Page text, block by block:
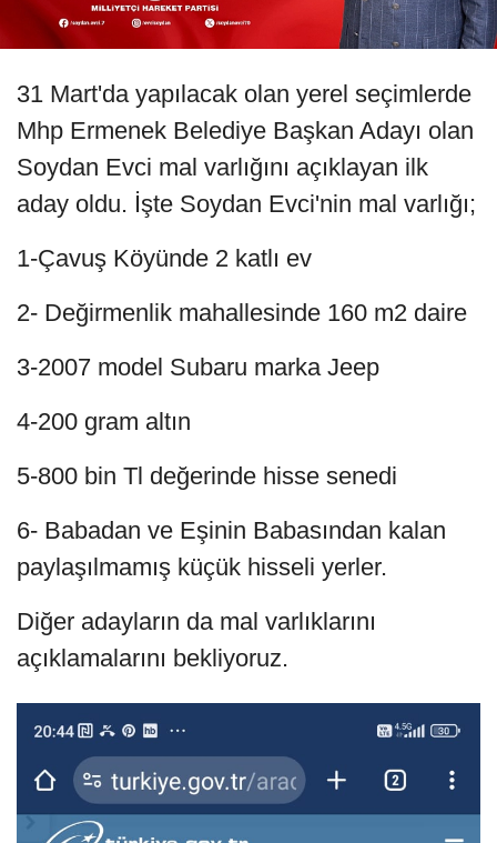
31 Mart'da yapılacak olan yerel seçimlerde
Mhp Ermenek Belediye Başkan Adayı olan
Soydan Evci mal varlığını açıklayan ilk
aday oldu. İşte Soydan Evci'nin mal varlığı;
1-Çavuş Köyünde 2 katlı ev
2- Değirmenlik mahallesinde 160 m2 daire
3-2007 model Subaru marka Jeep
4-200 gram altın
5-800 bin Tl değerinde hisse senedi
6- Babadan ve Eşinin Babasından kalan
paylaşılmamış küçük hisseli yerler.
Diğer adayların da mal varlıklarını
açıklamalarını bekliyoruz.